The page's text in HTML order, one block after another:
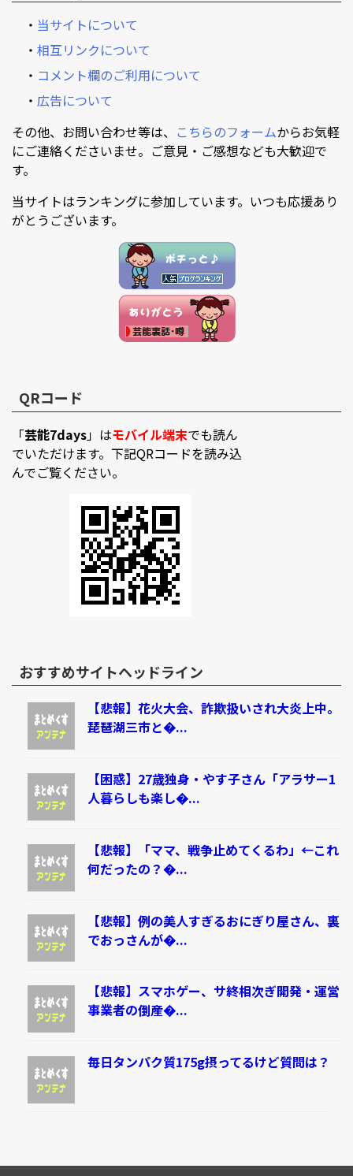
・ 当サイトについて
・ 相互リンクについて
・ コメント欄のご利用について
・ 広告について
その他、お問い合わせ等は、 こちらのフォームからお気軽
にご連絡くださいませ。ご意見・ご感想なども大歓迎で
す。
当サイトはランキングに参加しています。いつも応援あり
がとうございます。
QRコード
「芸能7days」はモバイル端末でも読ん
でいただけます。下記QRコードを読み込
んでご覧ください。
おすすめサイトヘッドライン
【悲報】花火大会、詐欺扱いされ大炎上中。
琵琶湖三市と�...
【困惑】27歳独身・やす子さん「アラサー1
人暮らしも楽し�...
【悲報】「ママ、戦争止めてくるわ」←これ
何だったの？�...
【悲報】例の美人すぎるおにぎり屋さん、裏
でおっさんが�...
【悲報】スマホゲー、サ終相次ぎ開発・運営
事業者の倒産�...
毎日タンパク質175g摂ってるけど質問は？